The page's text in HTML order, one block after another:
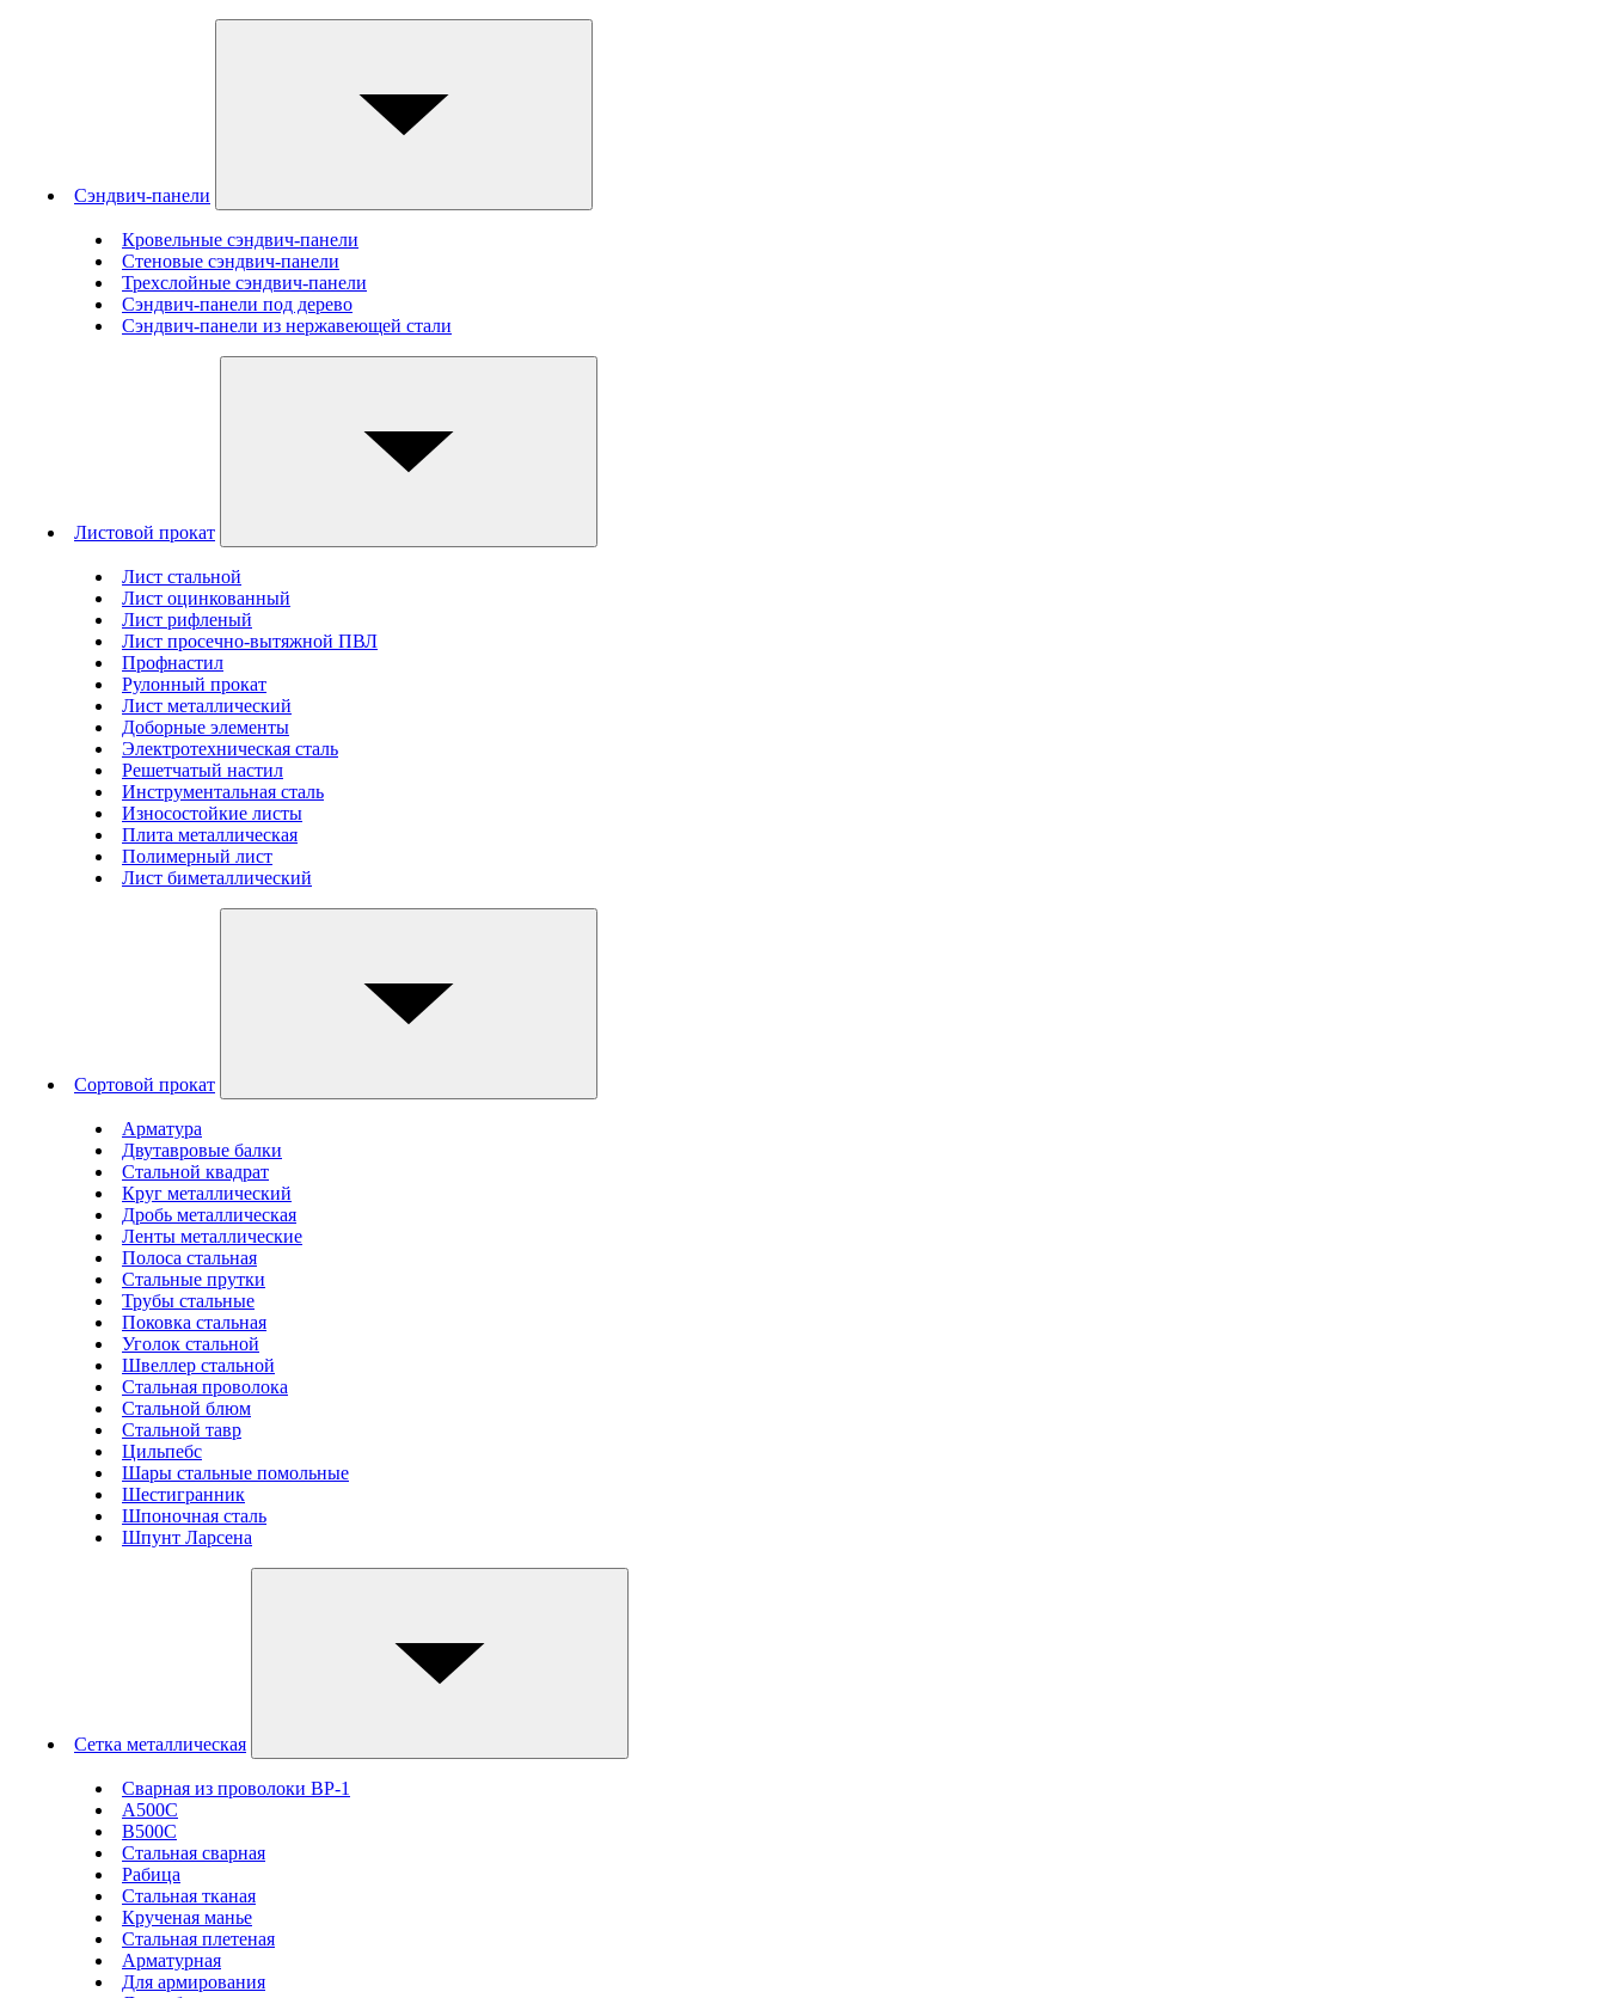
Сэндвич-панели
Кровельные сэндвич-панели
Стеновые cэндвич-панели
Трехслойные сэндвич-панели
Сэндвич-панели под дерево
Сэндвич-панели из нержавеющей стали
Листовой прокат
Лист стальной
Лист оцинкованный
Лист рифленый
Лист просечно-вытяжной ПВЛ
Профнастил
Рулонный прокат
Лист металлический
Доборные элементы
Электротехническая сталь
Решетчатый настил
Инструментальная сталь
Износостойкие листы
Плита металлическая
Полимерный лист
Лист биметаллический
Сортовой прокат
Арматура
Двутавровые балки
Стальной квадрат
Круг металлический
Дробь металлическая
Ленты металлические
Полоса стальная
Стальные прутки
Трубы стальные
Поковка стальная
Уголок стальной
Швеллер стальной
Стальная проволока
Стальной блюм
Стальной тавр
Цильпебс
Шары стальные помольные
Шестигранник
Шпоночная сталь
Шпунт Ларсена
Сетка металлическая
Сварная из проволоки ВР-1
А500С
В500С
Стальная сварная
Рабица
Стальная тканая
Крученая манье
Стальная плетеная
Арматурная
Для армирования